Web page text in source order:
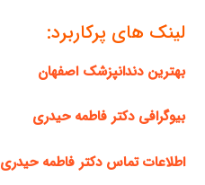
لینک های پرکاربرد:
بهترین دندانپزشک اصفهان
بیوگرافی دکتر فاطمه حیدری
اطلاعات تماس دکتر فاطمه حیدری